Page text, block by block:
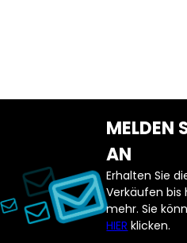
MELDEN
AN
Erhalten Sie
Verkäufen bis
mehr. Sie
HIER klicken.